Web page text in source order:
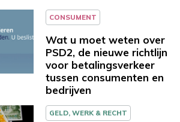
CONSUMENT
Wat u moet weten over
PSD2, de nieuwe richtlijn
voor betalingsverkeer
tussen consumenten en
bedrijven
GELD, WERK & RECHT